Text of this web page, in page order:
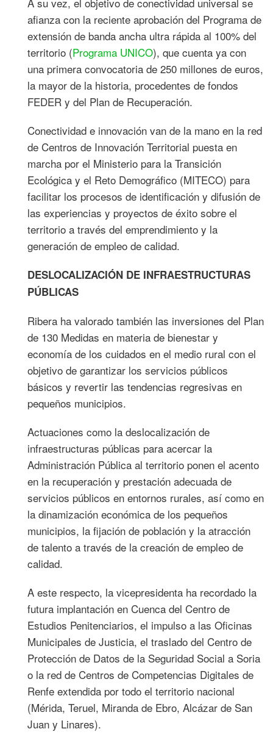
afianza con la reciente aprobación del Programa de
extensión de banda ancha ultra rápida al 100% del
territorio (Programa UNICO), que cuenta ya con
una primera convocatoria de 250 millones de euros,
la mayor de la historia, procedentes de fondos
FEDER y del Plan de Recuperación.
Conectividad e innovación van de la mano en la red
de Centros de Innovación Territorial puesta en
marcha por el Ministerio para la Transición
Ecológica y el Reto Demográfico (MITECO) para
facilitar los procesos de identificación y difusión de
las experiencias y proyectos de éxito sobre el
territorio a través del emprendimiento y la
generación de empleo de calidad.
DESLOCALIZACIÓN DE INFRAESTRUCTURAS
PÚBLICAS
Ribera ha valorado también las inversiones del Plan
de 130 Medidas en materia de bienestar y
economía de los cuidados en el medio rural con el
objetivo de garantizar los servicios públicos
básicos y revertir las tendencias regresivas en
pequeños municipios.
Actuaciones como la deslocalización de
infraestructuras públicas para acercar la
Administración Pública al territorio ponen el acento
en la recuperación y prestación adecuada de
servicios públicos en entornos rurales, así como en
la dinamización económica de los pequeños
municipios, la fijación de población y la atracción
de talento a través de la creación de empleo de
calidad.
A este respecto, la vicepresidenta ha recordado la
futura implantación en Cuenca del Centro de
Estudios Penitenciarios, el impulso a las Oficinas
Municipales de Justicia, el traslado del Centro de
Protección de Datos de la Seguridad Social a Soria
o la red de Centros de Competencias Digitales de
Renfe extendida por todo el territorio nacional
(Mérida, Teruel, Miranda de Ebro, Alcázar de San
Juan y Linares).